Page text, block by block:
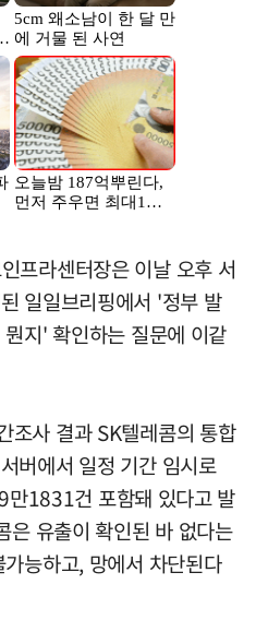
프라센터장은 이날 오후 서
일일브리핑에서 '정부 발
지' 확인하는 질문에 이같
조사 결과 SK텔레콤의 통합
버에서 일정 기간 임시로
1831건 포함돼 있다고 발
은 유출이 확인된 바 없다는
능하고, 망에서 차단된다